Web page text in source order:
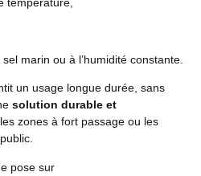
marin ou à l’humidité constante.
un usage longue durée, sans
solution durable et
les zones à fort passage ou les
pose sur